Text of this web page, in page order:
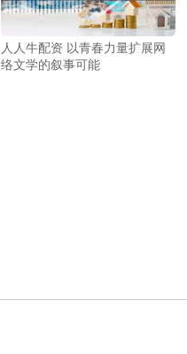
人人牛配资 以青春力量扩展网
络文学的叙事可能